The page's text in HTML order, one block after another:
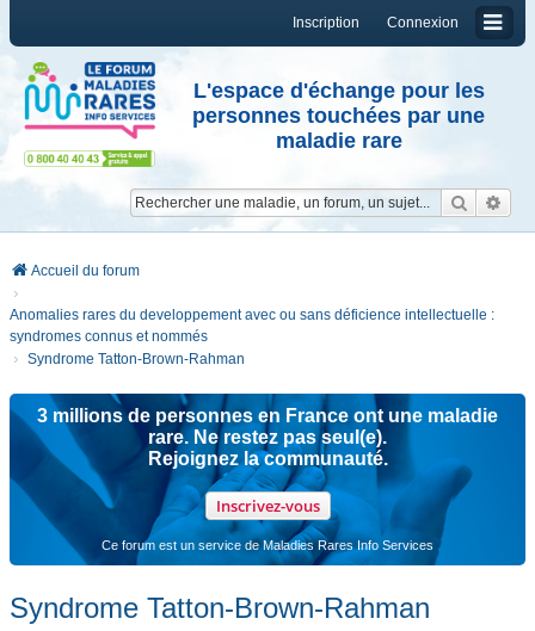
Connexion
Inscription
L'espace d'échange pour les
personnes touchées par une
maladie rare
Accueil du forum
Anomalies rares du developpement avec ou sans déficience intellectuelle :
syndromes connus et nommés
Syndrome Tatton-Brown-Rahman
3 millions de personnes en France ont une maladie
rare. Ne restez pas seul(e).
Rejoignez la communauté.
Inscrivez-vous
Ce forum est un service de Maladies Rares Info Services
Syndrome Tatton-Brown-Rahman